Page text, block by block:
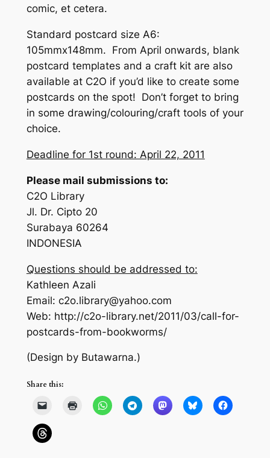
comic, et cetera.
Standard postcard size A6:
105mmx148mm. From April onwards, blank
postcard templates and a craft kit are also
available at C2O if you’d like to create some
postcards on the spot! Don’t forget to bring
in some drawing/colouring/craft tools of your
choice.
Deadline for 1st round: April 22, 2011
Please mail submissions to:
C2O Library
Jl. Dr. Cipto 20
Surabaya 60264
INDONESIA
Questions should be addressed to:
Kathleen Azali
Email: c2o.library@yahoo.com
Web: http://c2o-library.net/2011/03/call-for-
postcards-from-bookworms/
(Design by Butawarna.)
Share this: